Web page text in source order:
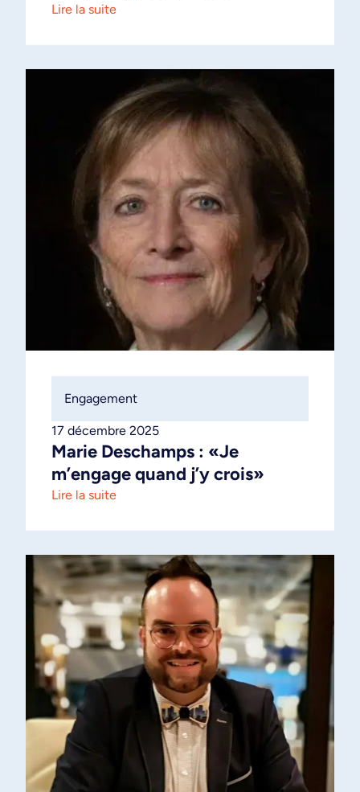
Lire la suite
17 décembre 2025
Engagement
Marie Deschamps : «Je
m’engage quand j’y crois»
Lire la suite